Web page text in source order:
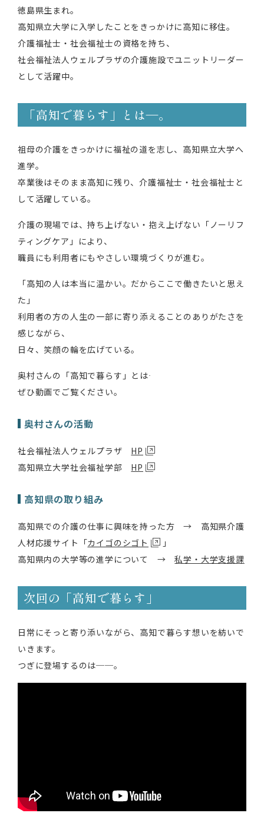
徳島県生まれ。
高知県立大学に入学したことをきっかけに高知に移住。
介護福祉士・社会福祉士の資格を持ち、
社会福祉法人ウェルプラザの介護施設でユニットリーダー
として活躍中。
「高知で暮らす」とは―。
祖母の介護をきっかけに福祉の道を志し、高知県立大学へ
進学。
卒業後はそのまま高知に残り、介護福祉士・社会福祉士と
して活躍している。
介護の現場では、持ち上げない・抱え上げない「ノーリフ
ティングケア」により、
職員にも利用者にもやさしい環境づくりが進む。
「高知の人は本当に温かい。だからここで働きたいと思え
た」
利用者の方の人生の一部に寄り添えることのありがたさを
感じながら、
日々、笑顔の輪を広げている。
奥村さんの「高知で暮らす」とは――
ぜひ動画でご覧ください。
奥村さんの活動
社会福祉法人ウェルプラザ HP
高知県立大学社会福祉学部 HP
高知県の取り組み
高知県での介護の仕事に興味を持った方 → 高知県介護
人材応援サイト「カイゴのシゴト
」
高知県内の大学等の進学について →私学・大学支援課
次回の「高知で暮らす」
日常にそっと寄り添いながら、高知で暮らす想いを紡いで
いきます。
つぎに登場するのは──。